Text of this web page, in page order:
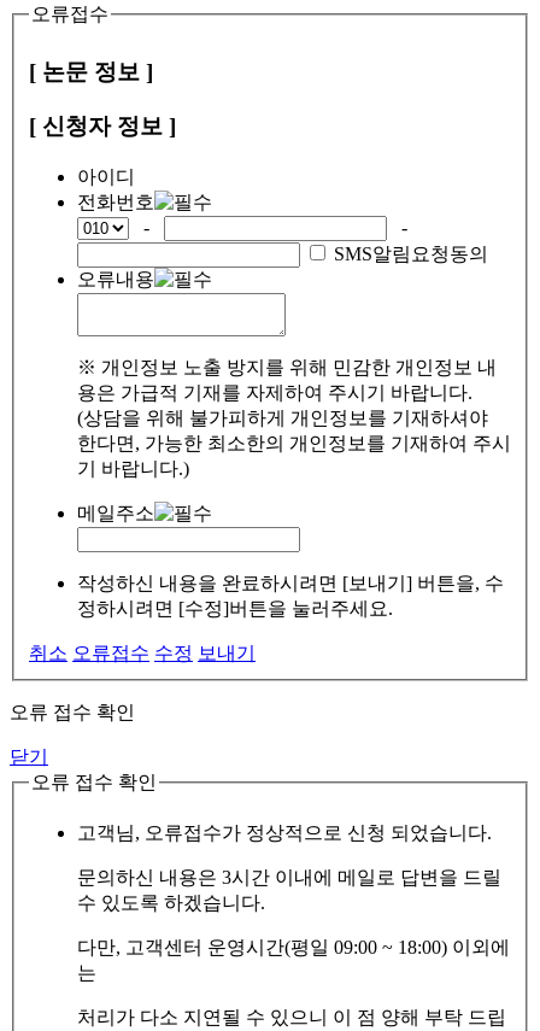
오류접수
[ 논문 정보 ]
[ 신청자 정보 ]
아이디
전화번호
-
-
SMS알림요청동의
오류내용
※ 개인정보 노출 방지를 위해 민감한 개인정보 내
용은 가급적 기재를 자제하여 주시기 바랍니다.
(상담을 위해 불가피하게 개인정보를 기재하셔야
한다면, 가능한 최소한의 개인정보를 기재하여 주시
기 바랍니다.)
메일주소
작성하신 내용을 완료하시려면 [보내기] 버튼을, 수
정하시려면 [수정]버튼을 눌러주세요.
취소 오류접수 수정 보내기
오류 접수 확인
닫기
오류 접수 확인
고객님, 오류접수가 정상적으로 신청 되었습니다.
문의하신 내용은 3시간 이내에 메일로 답변을 드릴
수 있도록 하겠습니다.
다만, 고객센터 운영시간(평일 09:00 ~ 18:00) 이외에
는
처리가 다소 지연될 수 있으니 이 점 양해 부탁 드립